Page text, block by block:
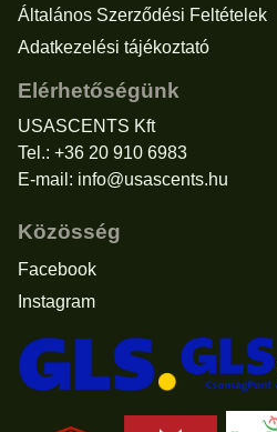
Általános Szerződési Feltételek
Adatkezelési tájékoztató
Elérhetőségünk
USASCENTS Kft
Tel.: +36 20 910 6983
E-mail: info@usascents.hu
Közösség
Facebook
Instagram